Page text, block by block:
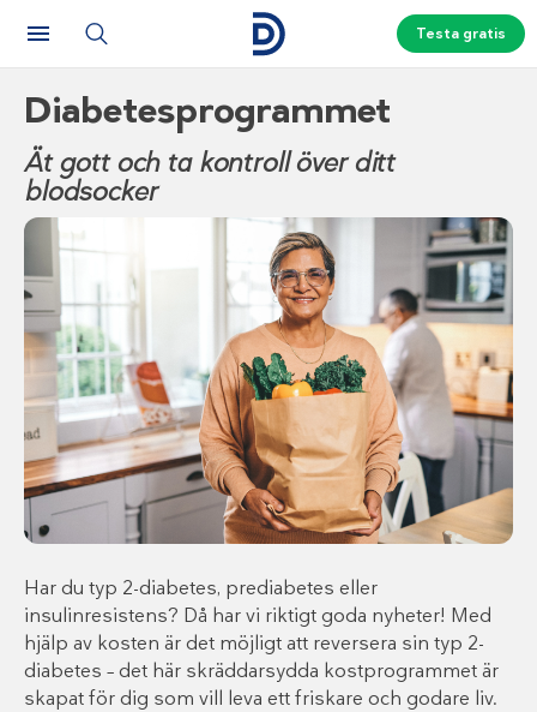
Testa gratis
Diabetesprogrammet
Ät gott och ta kontroll över ditt
blodsocker
Har du typ 2-diabetes, prediabetes eller
insulinresistens? Då har vi riktigt goda nyheter! Med
hjälp av kosten är det möjligt att reversera sin typ 2-
diabetes – det här skräddarsydda kostprogrammet är
skapat för dig som vill leva ett friskare och godare liv.